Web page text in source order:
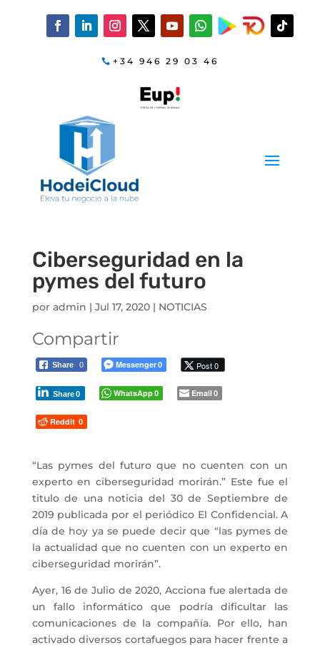
+34 946 29 03 46
Ciberseguridad en la
pymes del futuro
por admin | Jul 17, 2020| NOTICIAS
Compartir
Share 0 Messenger0 Post 0
Share0 WhatsApp0 Email0
Reddit 0
“Las pymes del futuro que no cuenten con un
experto en ciberseguridad morirán.” Este fue el
titulo de una noticia del 30 de Septiembre de
2019 publicada por el periódico El Confidencial. A
día de hoy ya se puede decir que “las pymes de
la actualidad que no cuenten con un experto en
ciberseguridad morirán”.
Ayer, 16 de Julio de 2020, Acciona fue alertada de
un fallo informático que podría dificultar las
comunicaciones de la compañía. Por ello, han
activado diversos cortafuegos para hacer frente a